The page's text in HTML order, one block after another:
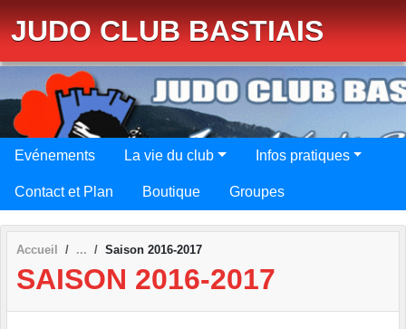
JUDO CLUB BASTIAIS
Evénements La vie du club Infos pratiques
Contact et Plan Boutique Groupes
Accueil Saison 2016-2017
SAISON 2016-2017